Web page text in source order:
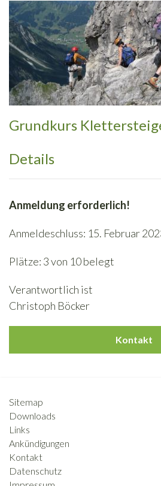
Grundkurs
Details
Anmeldung erforderlich!
Anmeldeschluss: 15. Februar
Plätze: 3 von 10 belegt
Verantwortlich ist
Christoph Böcker
Kontakt
Sitemap
Downloads
Links
Ankündigungen
Kontakt
Datenschutz